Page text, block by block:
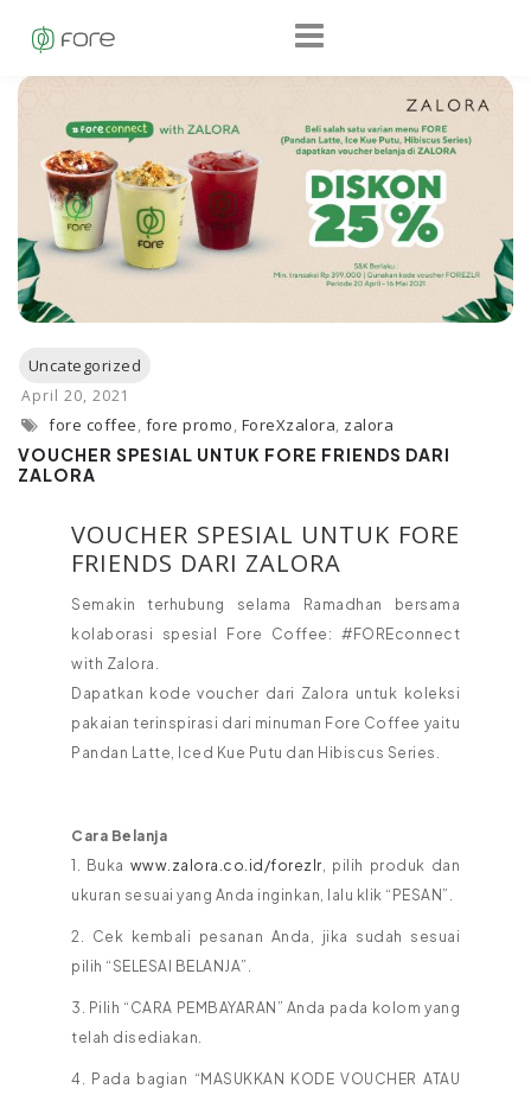
VOUCHER SPESIAL UNTUK FORE FRIENDS DARI
ZALORA
fore coffee, fore promo, ForeXzalora, zalora
VOUCHER SPESIAL UNTUK FORE
FRIENDS DARI ZALORA
Semakin terhubung selama Ramadhan bersama
kolaborasi spesial Fore Coffee: #FOREconnect
with Zalora.
Dapatkan kode voucher dari Zalora untuk koleksi
pakaian terinspirasi dari minuman Fore Coffee yaitu
Pandan Latte, Iced Kue Putu dan Hibiscus Series.
Cara Belanja
1. Buka www.zalora.co.id/forezlr , pilih produk dan
ukuran sesuai yang Anda inginkan, lalu klik “PESAN”.
2. Cek kembali pesanan Anda, jika sudah sesuai
pilih “SELESAI BELANJA”.
3. Pilih “CARA PEMBAYARAN” Anda pada kolom yang
telah disediakan.
4. Pada bagian “MASUKKAN KODE VOUCHER ATAU